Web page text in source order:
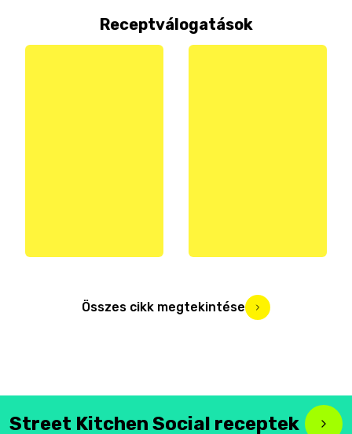
Receptválogatások
Összes cikk megtekintése
Street Kitchen Social receptek